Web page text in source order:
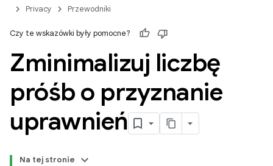
Privacy
Przewodniki
Czy te wskazówki były pomocne?
Zminimalizuj liczbę
próśb o przyznanie
uprawnień
Na tej stronie